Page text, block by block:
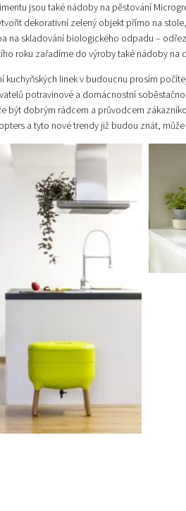
jsou také nádoby na pěstování
dekorativní zelený objekt přímo na
na skladování biologického odpadu –
roku zařadíme do výroby také nádoby na
kuchyňských linek v budoucnu prosím
potravinové a domácnostní
být dobrým rádcem a průvodcem
a tyto nové trendy již budou znát,